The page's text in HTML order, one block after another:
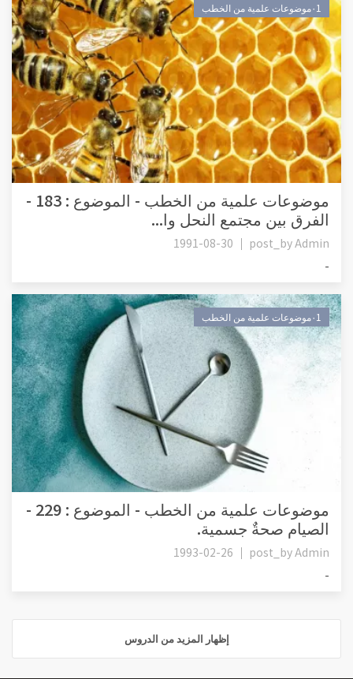
٠1موضوعات علمية من الخطب
موضوعات علمية من الخطب - الموضوع : 183 -
الفرق بين مجتمع النحل وا...
post_byAdmin
1991-08-30
-
٠1موضوعات علمية من الخطب
موضوعات علمية من الخطب - الموضوع : 229 -
الصيام صحةٌ جسمية.
post_byAdmin
1993-02-26
-
إظهار المزيد من الدروس